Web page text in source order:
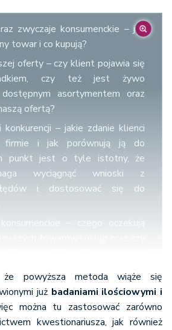
zwyczaje konsumenckie – jak
towar i co kupują?
oferty – czy klient pojawia się
czy też jest żywo
asortymentem oraz
ofertą?
– jakie zdanie klienci
firmie i jak porównują ją do
punkt jest o tyle istotny, że
wyciągnąć wnioski z
i dostosować się do
– czego oczekują
do zakupu – czynniki które
wybierają towar A zamiast
że powyższa metoda wiąże się
już badaniami ilościowymi i
można tu zastosować zarówno
kwestionariusza, jak również